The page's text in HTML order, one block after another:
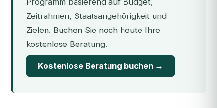
Programm basierend auf Budget,
Zeitrahmen, Staatsangehörigkeit und
Zielen. Buchen Sie noch heute Ihre
kostenlose Beratung.
Kostenlose Beratung buchen →